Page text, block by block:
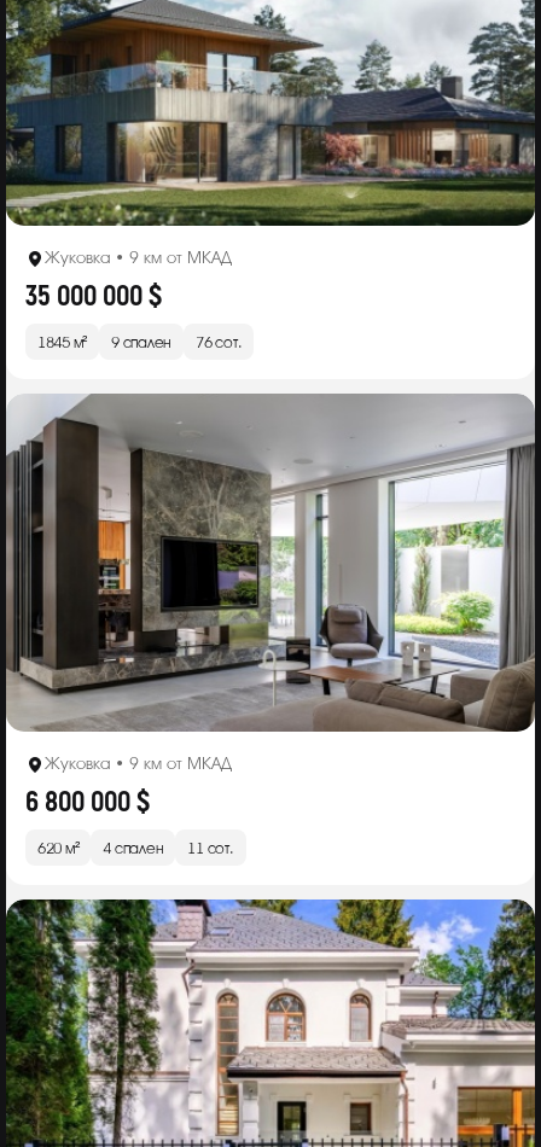
Жуковка • 9 км от МКАД
35 000 000 $
1845 м² 9 спален 76 сот.
Жуковка • 9 км от МКАД
6 800 000 $
620 м² 4 спален 11 сот.